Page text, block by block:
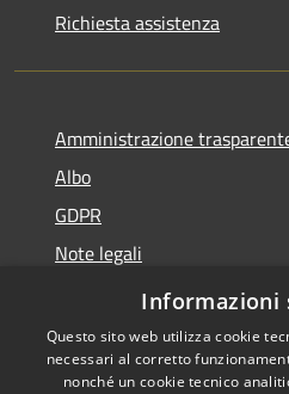
Richiesta assistenza
Amministrazione
Albo
GDPR
Note legali
Dichiarazione di accessibilità
Informazioni
Questo sito web utilizza cookie
necessari al corretto
nonché un cookie tecnico